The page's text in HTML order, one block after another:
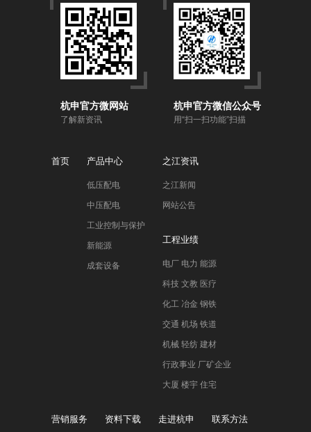
杭申官方微网站
了解新资讯
杭申官方微信公众号
用“扫一扫功能”扫描
首页 产品中心
低压配电
中压配电
工业控制与保护
新能源
成套设备
之江资讯
之江新闻
网站公告
工程业绩
电厂 电力 能源
科技 文教 医疗
化工 冶金 钢铁
交通 机场 铁道
机械 轻纺 建材
行政事业 厂矿企业
大厦 楼宇 住宅
营销服务 资料下载 走进杭申 联系方法